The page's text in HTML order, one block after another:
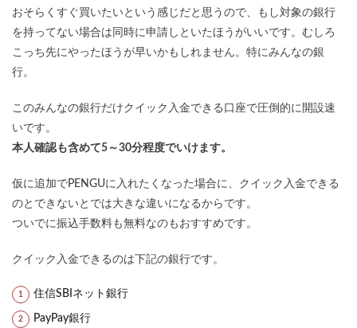
おそらくすぐ買いたいという感じだと思うので、もし対象の銀行
を持ってない場合は同時に申請しといたほうがいいです。むしろ
こっち先にやったほうが早いかもしれません。特にみんなの銀
行。
このみんなの銀行だけクイック入金できる口座で圧倒的に開設速
いです。
本人確認も含めて5～30分程度でいけます。
仮に追加でPENGUに入れたくなった場合に、クイック入金できる
のとできないとでは大きな違いになるからです。
ついでに振込手数料も無料なのもおすすめです。
クイック入金できるのは下記の銀行です。
住信SBIネット銀行
PayPay銀行